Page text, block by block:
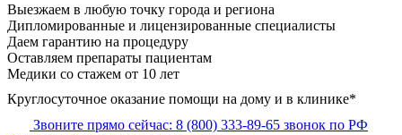
Выезжаем в любую точку города и региона
Дипломированные и лицензированные специалисты
Даем гарантию на процедуру
Оставляем препараты пациентам
Медики со стажем от 10 лет
Круглосуточное оказание помощи на дому и в клинике*
Звоните прямо сейчас: 8 (800) 333-89-65 звонок по РФ